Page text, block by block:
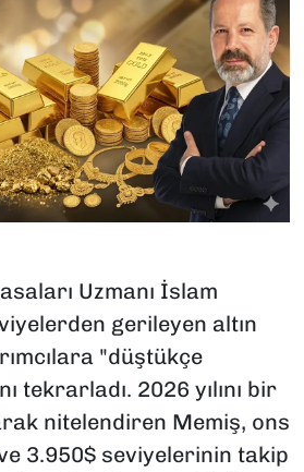
Uzmanı İslam
gerileyen altın
"düştükçe
tekrarladı. 2026 yılını bir
nitelendiren Memiş, ons
3.950$ seviyelerinin takip